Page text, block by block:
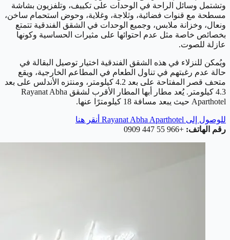
وتشتمل وسائل الراحة في الوحدات على تكييف، وتلفزيون بشاشة
مسطحة مع قنوات فضائية، وثلاجة، وغلاية، وحوض استحمام ساخن،
ونعال، وخزانة ملابس، وجميع الوحدات في الشقق الفندقية تتمتع
بخصائص خاصة مثل عدم احتوائها على مثيرات الحساسية وكونها
عازلة للصوت.
ويُمكن للنزلاء في هذه الشقق الفندقية اختيار توصيل البقالة في
حالة عدم رغبتهم في تناول الطعام في المطاعم الخارجية، ويقع
متحف قصر المفتاحة على بعد 4.2 كيلومتر، ومنتزه الأندلس على بعد
4.3 كيلومتر. يُعد مطار أبها المطار الأقرب لشقق Rayanat Abha
Aparthotel حيث يبعد مسافة 18 كيلومترًا عنها.
للوصول إلى Rayanat Abha Aparthotel أنقر هنا
رقم الهاتف: +966 55 447 0909